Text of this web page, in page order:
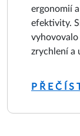
ergonomií
efektivity.
vyhovovalo
zrychlení a